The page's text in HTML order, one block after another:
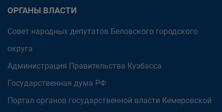
ОРГАНЫ ВЛАСТИ
Совет народных депутатов Беловского городского
округа
Администрация Правительства Кузбасса
Государственная дума РФ
Портал органов государственной власти Кемеровской